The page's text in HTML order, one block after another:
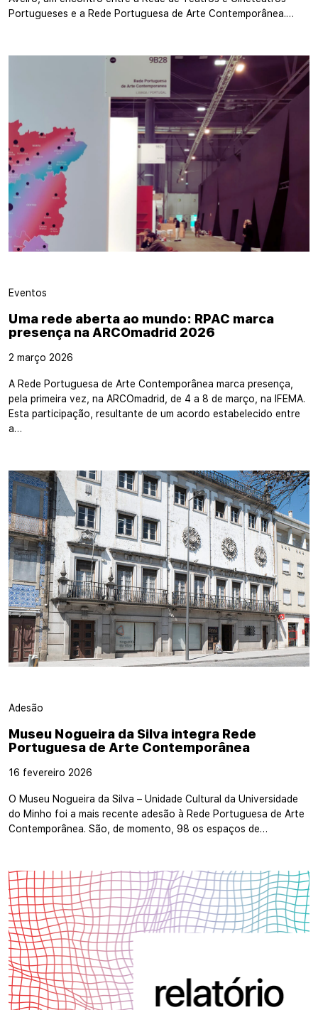
Portugueses e a Rede Portuguesa de Arte Contemporânea.…
Eventos
Uma rede aberta ao mundo: RPAC marca
presença na ARCOmadrid 2026
2 março 2026
A Rede Portuguesa de Arte Contemporânea marca presença,
pela primeira vez, na ARCOmadrid, de 4 a 8 de março, na IFEMA.
Esta participação, resultante de um acordo estabelecido entre
a…
Adesão
Museu Nogueira da Silva integra Rede
Portuguesa de Arte Contemporânea
16 fevereiro 2026
O Museu Nogueira da Silva – Unidade Cultural da Universidade
do Minho foi a mais recente adesão à Rede Portuguesa de Arte
Contemporânea. São, de momento, 98 os espaços de…